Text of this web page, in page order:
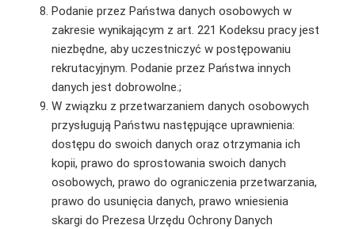
Podanie przez Państwa danych osobowych w
zakresie wynikającym z art. 221 Kodeksu pracy jest
niezbędne, aby uczestniczyć w postępowaniu
rekrutacyjnym. Podanie przez Państwa innych
danych jest dobrowolne.;
W związku z przetwarzaniem danych osobowych
przysługują Państwu następujące uprawnienia:
dostępu do swoich danych oraz otrzymania ich
kopii, prawo do sprostowania swoich danych
osobowych, prawo do ograniczenia przetwarzania,
prawo do usunięcia danych, prawo wniesienia
skargi do Prezesa Urzędu Ochrony Danych